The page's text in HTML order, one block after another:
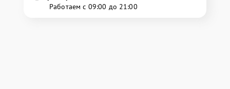
Работаем с 09:00 до 21:00